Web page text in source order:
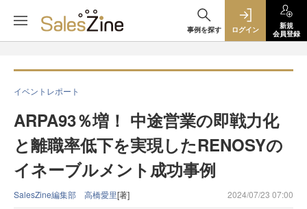
事例を探す ログイン
新規
会員登録
イベントレポート
ARPA93％増！ 中途営業の即戦力化
と離職率低下を実現したRENOSYの
イネーブルメント成功事例
SalesZine編集部 高橋愛里[著] 2024/07/23 07:00